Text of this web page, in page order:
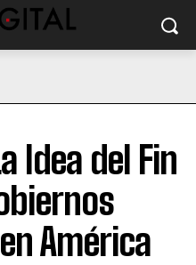
Idea del Fin
América